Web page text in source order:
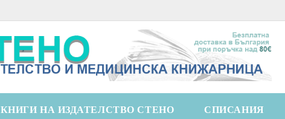
КНИГИ НА ИЗДАТЕЛСТВО СТЕНО СПИСАНИЯ